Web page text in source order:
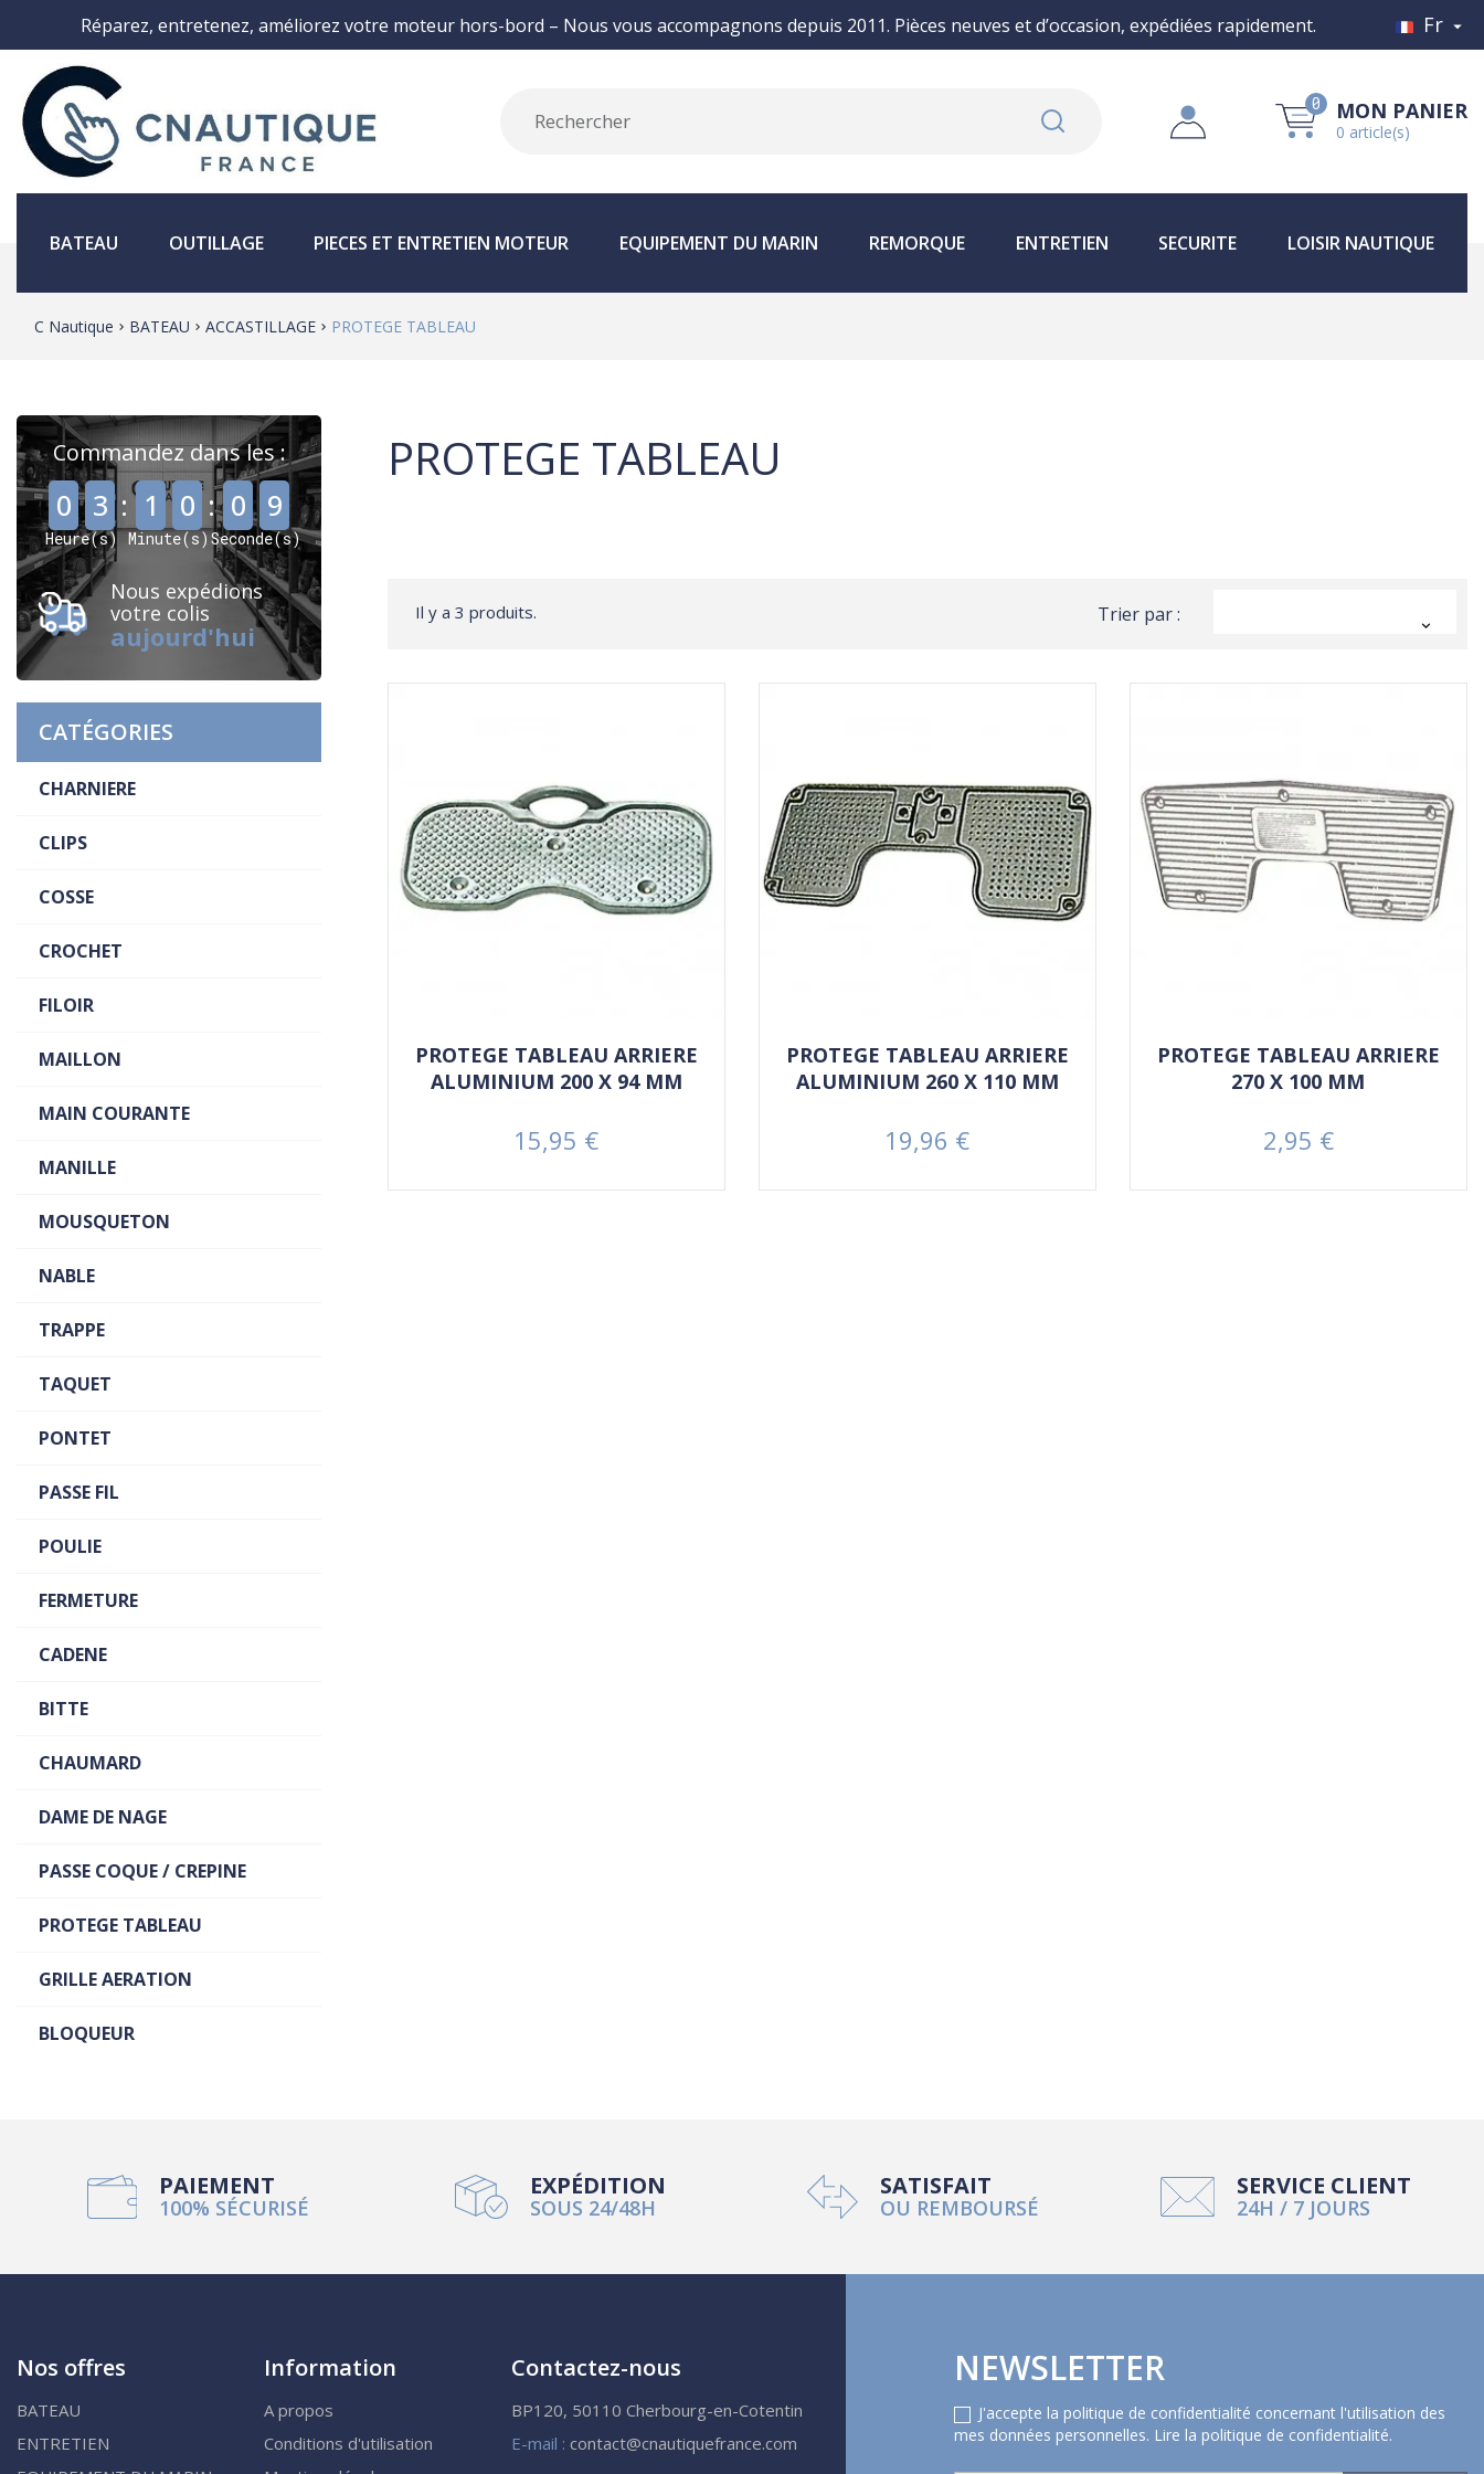
Réparez, entretenez, améliorez votre moteur hors-bord – Nous vous accompagnons depuis 2011. Pièces neuves et d’occasion, expédiées rapidement. Fr 
0 MON PANIER
0 article(s)
BATEAU OUTILLAGE PIECES ET ENTRETIEN MOTEUR EQUIPEMENT DU MARIN REMORQUE ENTRETIEN SECURITE LOISIR NAUTIQUE
C Nautique BATEAU ACCASTILLAGE PROTEGE TABLEAU
Commandez dans les :
0 3 :
Heure(s)
, 1 0 :
Minute(s)
, 0 9
Seconde(s)
Nous expédions
votre colis
aujourd'hui
CATÉGORIES
CHARNIERE
CLIPS
COSSE
CROCHET
FILOIR
MAILLON
MAIN COURANTE
MANILLE
MOUSQUETON
NABLE
TRAPPE
TAQUET
PONTET
PASSE FIL
POULIE
FERMETURE
CADENE
BITTE
CHAUMARD
DAME DE NAGE
PASSE COQUE / CREPINE
PROTEGE TABLEAU
GRILLE AERATION
BLOQUEUR
PROTEGE TABLEAU
Il y a 3 produits. Trier par : 
PROTEGE TABLEAU ARRIERE
ALUMINIUM 200 X 94 MM
Prix
15,95 €
PROTEGE TABLEAU ARRIERE
ALUMINIUM 260 X 110 MM
Prix
19,96 €
PROTEGE TABLEAU ARRIERE
270 X 100 MM
Prix
2,95 €
PAIEMENT
100% SÉCURISÉ
EXPÉDITION
SOUS 24/48H
SATISFAIT
OU REMBOURSÉ
SERVICE CLIENT
24H / 7 JOURS
Nos offres
BATEAU
ENTRETIEN
Information
A propos
Conditions d'utilisation
Contactez-nous
BP120, 50110 Cherbourg-en-Cotentin
E-mail : contact@cnautiquefrance.com
NEWSLETTER
J'accepte la politique de confidentialité concernant l'utilisation des
mes données personnelles. Lire la politique de confidentialité.